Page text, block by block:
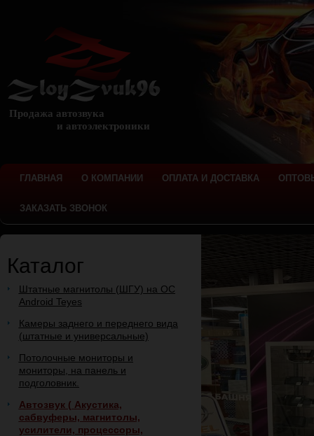
Продажа автозвука
и автоэлектроники
ГЛАВНАЯ О КОМПАНИИ ОПЛАТА И ДОСТАВКА
ЗАКАЗАТЬ ЗВОНОК
Каталог
Штатные магнитолы (ШГУ) на ОС
Android Teyes
Камеры заднего и переднего вида
(штатные и универсальные)
Потолочные мониторы и
мониторы, на панель и
подголовник.
Автозвук ( Акустика,
сабвуферы, магнитолы,
усилители, процессоры,